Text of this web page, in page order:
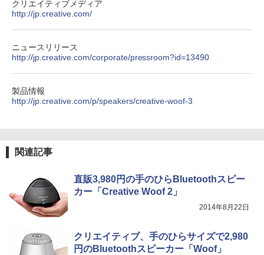
クリエイティブメディア
http://jp.creative.com/
ニュースリリース
http://jp.creative.com/corporate/pressroom?id=13490
製品情報
http://jp.creative.com/p/speakers/creative-woof-3
関連記事
直販3,980円の手のひらBluetoothスピー
カー「Creative Woof 2」
2014年8月22日
クリエイティブ、手のひらサイズで2,980
円のBluetoothスピーカー「Woof」